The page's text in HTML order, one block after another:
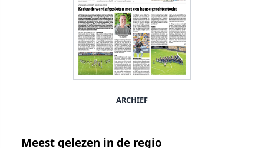
ARCHIEF
Meest gelezen in de regio